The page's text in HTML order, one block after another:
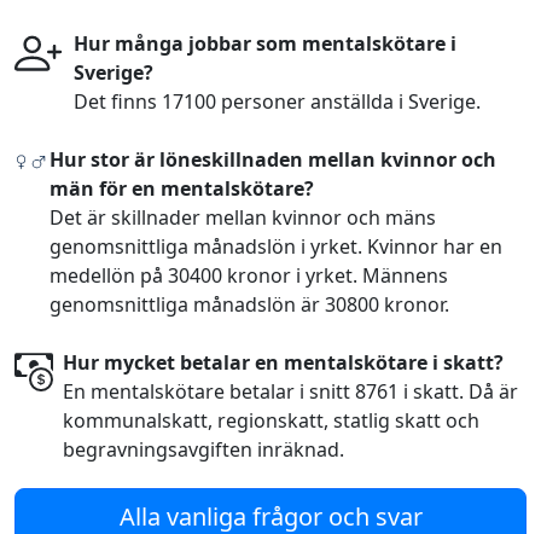
Hur många jobbar som mentalskötare i
Sverige?
Det finns 17100 personer anställda i Sverige.
Hur stor är löneskillnaden mellan kvinnor och
män för en mentalskötare?
Det är skillnader mellan kvinnor och mäns
genomsnittliga månadslön i yrket. Kvinnor har en
medellön på 30400 kronor i yrket. Männens
genomsnittliga månadslön är 30800 kronor.
Hur mycket betalar en mentalskötare i skatt?
En mentalskötare betalar i snitt 8761 i skatt. Då är
kommunalskatt, regionskatt, statlig skatt och
begravningsavgiften inräknad.
Alla vanliga frågor och svar